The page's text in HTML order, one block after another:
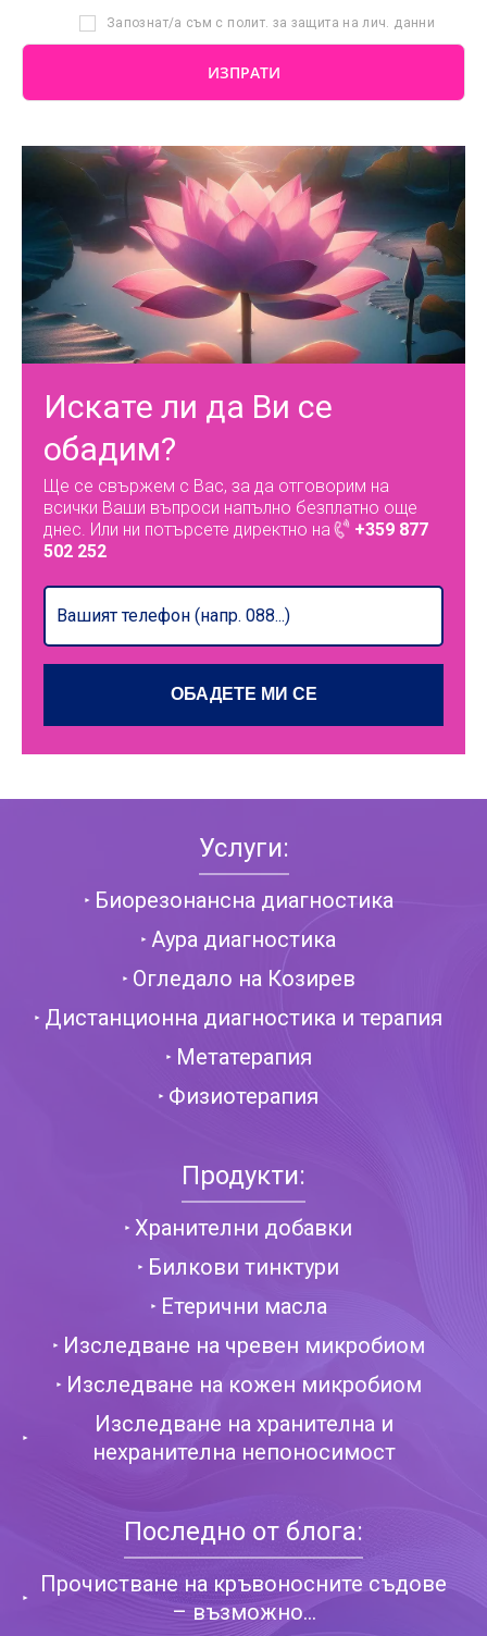
Запознат/а съм с полит. за защита на лич. данни
Искате ли да Ви се
обадим?
Ще се свържем с Вас, за да отговорим на
всички Ваши въпроси напълно безплатно още
днес. Или ни потърсете директно на
+359 877
502 252
Услуги:
Биорезонансна диагностика
Аура диагностика
Огледало на Козирев
Дистанционна диагностика и терапия
Метатерапия
Физиотерапия
Продукти:
Хранителни добавки
Билкови тинктури
Етерични масла
Изследване на чревен микробиом
Изследване на кожен микробиом
Изследване на хранителна и
нехранителна непоносимост
Последно от блога:
Прочистване на кръвоносните съдове
– възможно...